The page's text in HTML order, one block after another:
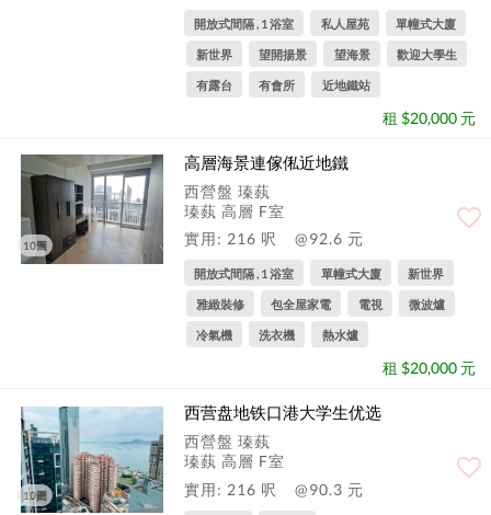
開放式間隔 , 1 浴室 私人屋苑 單幢式大廈
新世界 望開揚景 望海景 歡迎大學生
有露台 有會所 近地鐵站
租 $20,000 元
10圖
高層海景連傢俬近地鐵
西營盤 瑧蓺
瑧蓺 高層 F室
實用: 216 呎
@92.6 元
開放式間隔 , 1 浴室 單幢式大廈 新世界
雅緻裝修 包全屋家電 電視 微波爐
冷氣機 洗衣機 熱水爐
租 $20,000 元
10圖
西营盘地铁口港大学生优选
西營盤 瑧蓺
瑧蓺 高層 F室
實用: 216 呎
@90.3 元